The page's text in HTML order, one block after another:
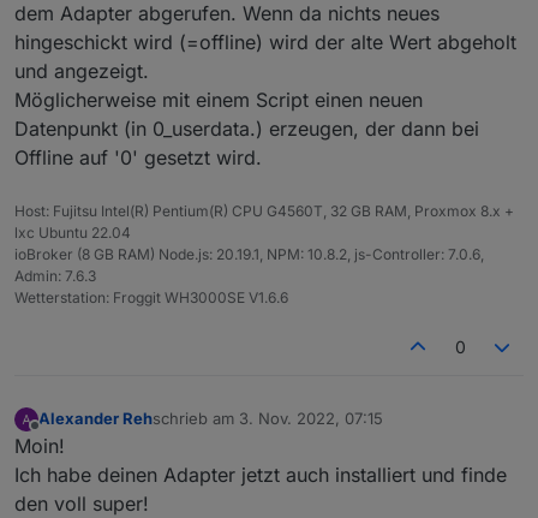
GenerationPower im TopLevel ist allerdings 0W.
Ich wollte es per Influx loggen, hab nun aber ja
dauerhaft 6W dort stehen, wie handhabt ihr das?
dem Adapter abgerufen. Wenn da nichts neues
hingeschickt wird (=offline) wird der alte Wert abgeholt
und angezeigt.
Möglicherweise mit einem Script einen neuen
Datenpunkt (in 0_userdata.) erzeugen, der dann bei
Offline auf '0' gesetzt wird.
Host: Fujitsu Intel(R) Pentium(R) CPU G4560T, 32 GB RAM, Proxmox 8.x +
lxc Ubuntu 22.04
ioBroker (8 GB RAM) Node.js: 20.19.1, NPM: 10.8.2, js-Controller: 7.0.6,
Admin: 7.6.3
Wetterstation: Froggit WH3000SE V1.6.6
0
Offline
Alexander Rehschrieb am 3. Nov. 2022, 07:15
zuletzt editiert von
Moin!
Ich habe deinen Adapter jetzt auch installiert und finde
den voll super!